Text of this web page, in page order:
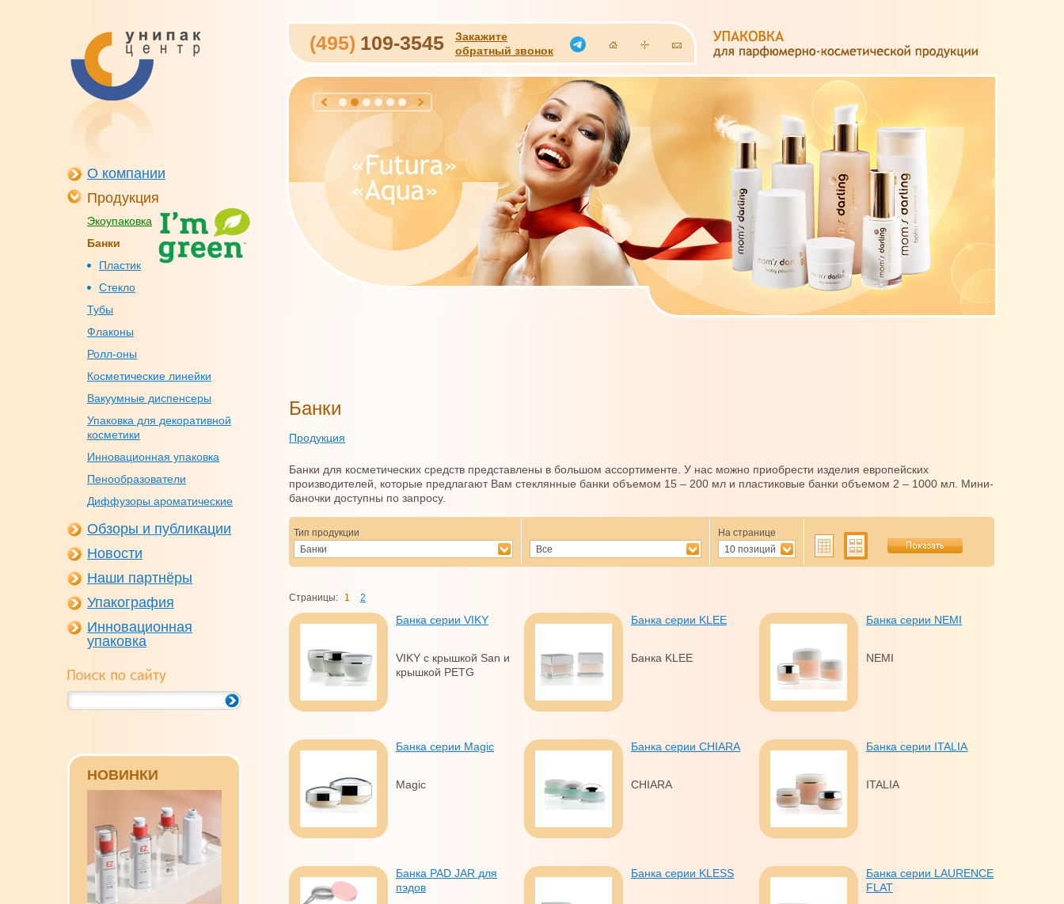
О компании
Продукция
Экоупаковка
Банки
Пластик
Стекло
Тубы
Флаконы
Ролл-оны
Косметические линейки
Вакуумные диспенсеры
Упаковка для декоративной
косметики
Инновационная упаковка
Пенообразователи
Диффузоры ароматические
Обзоры и публикации
Новости
Наши партнёры
Упакография
Инновационная
упаковка
НОВИНКИ
(495) 109-3545
Закажите
обратный звонок
Банки
Продукция
Банки для косметических средств представлены в большом ассортименте. У нас можно приобрести изделия европейских
производителей, которые предлагают Вам стеклянные банки объемом 15 – 200 мл и пластиковые банки объемом 2 – 1000 мл. Мини-
баночки доступны по запросу.
Тип продукции
Банки
Все
На странице
10 позиций
Страницы: 1 2
Банка серии VIKY
VIKY c крышкой San и
крышкой PETG
Банка серии KLEE
Банка KLEE
Банка серии NEMI
NEMI
Банка серии Magic
Magic
Банка серии CHIARA
CHIARA
Банка серии ITALIA
ITALIA
Банка PAD JAR для
пэдов
Банка серии KLESS
Банка серии LAURENCE
FLAT